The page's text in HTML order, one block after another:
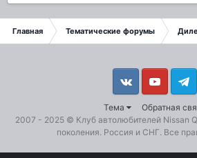
Главная Тематические форумы
Тема Обратная
VkontakteYouTube
2007 - 2025 © Клуб автолюбителей Nissan
поколения. Россия и СНГ. Все